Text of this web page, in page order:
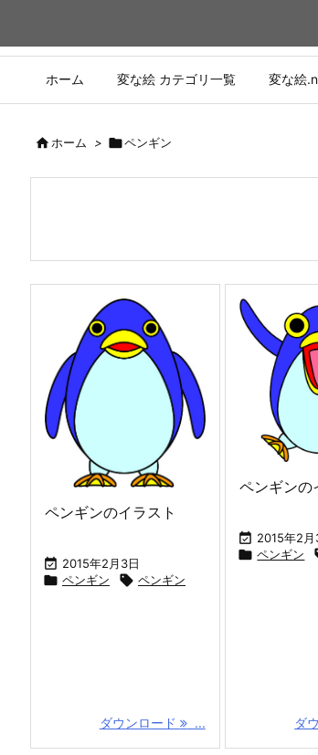
ホーム 変な絵 カテゴリ一覧 変な絵
ホーム > ペンギン
ペンギンのイラスト
 2015年2月3日
 ペンギン  ペンギン
ダウンロード ...
ペンギンの
 2015年2月
 ペンギン
ダ